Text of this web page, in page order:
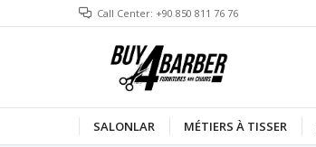
Call Center: +90 850 811 76 76
SALONLAR MÉTIERS À TISSER